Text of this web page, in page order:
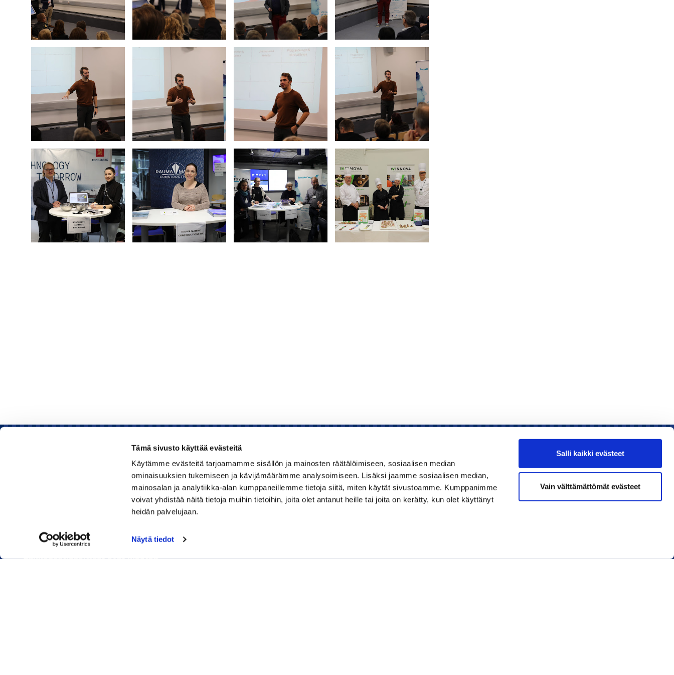
Tämä sivusto käyttää evästeitä
Käytämme evästeitä tarjoamamme sisällön ja mainosten räätälöimiseen, sosiaalisen median
ominaisuuksien tukemiseen ja kävijämäärämme analysoimiseen. Lisäksi jaamme sosiaalisen median,
mainosalan ja analytiikka-alan kumppaneillemme tietoja siitä, miten käytät sivustoamme. Kumppanimme
voivat yhdistää näitä tietoja muihin tietoihin, joita olet antanut heille tai joita on kerätty, kun olet käyttänyt
heidän palvelujaan.
Näytä tiedot
Salli kaikki evästeet
Vain välttämättömät evästeet
Rauman kauppakamari
Huom! Vientikaupan asiakirjoihin liittyvät kyselyt
040 1828 268(Heini Yli-Antola)
Sähköpostiosoitteet ovat muotoa
Kauppakamari
Koulutukset ja tapahtumat
Liity jäseneksi